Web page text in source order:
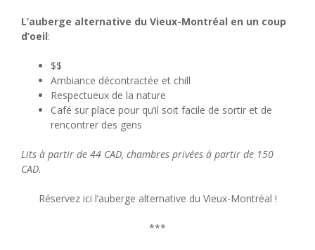
L’auberge alternative du Vieux-Montréal en un coup
d’oeil:
$$
Ambiance décontractée et chill
Respectueux de la nature
Café sur place pour qu’il soit facile de sortir et de
rencontrer des gens
Lits à partir de 44 CAD, chambres privées à partir de 150
CAD.
Réservez ici l’auberge alternative du Vieux-Montréal !
***